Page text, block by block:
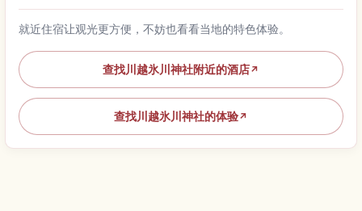
就近住宿让观光更方便，不妨也看看当地的特色体验。
查找川越氷川神社附近的酒店↗
查找川越氷川神社的体验↗